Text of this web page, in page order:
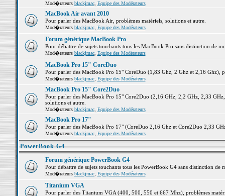
Mod�rateurs blackjmac, Equipe des Modérateurs
MacBook Air avant 2010
Pour parler des MacBook Air, problèmes matériels, solutions et autre.
Mod�rateurs blackjmac, Equipe des Modérateurs
Forum générique MacBook Pro
Pour débattre de sujets touchants tous les MacBook Pro sans distinction de
Mod�rateurs blackjmac, Equipe des Modérateurs
MacBook Pro 15" CoreDuo
Pour parler des MacBook Pro 15" CoreDuo (1,83 Ghz, 2 Ghz et 2,16 Ghz),
Mod�rateurs blackjmac, Equipe des Modérateurs
MacBook Pro 15" Core2Duo
Pour parler des MacBook Pro 15" Core2Duo (2,16 GHz, 2,2 GHz, 2,33
solutions et autre.
Mod�rateurs blackjmac, Equipe des Modérateurs
MacBook Pro 17"
Pour parler des MacBook Pro 17" (CoreDuo 2,16 Ghz et Core2Duo 2,33
Mod�rateurs blackjmac, Equipe des Modérateurs
PowerBook G4
Forum générique PowerBook G4
Pour débattre de sujets touchants tous les PowerBook G4 sans distinction de
Mod�rateurs blackjmac, Equipe des Modérateurs
Titanium VGA
Pour parler des Titanium VGA (400, 500, 550 et 667 Mhz), problèmes